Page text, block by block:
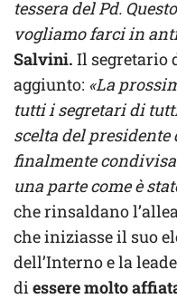
tessera del Pd.
vogliamo farci in
Salvini. Il segretario
aggiunto: «La
tutti i segretari di
scelta del
finalmente condivisa
una parte come è
che rinsaldano
che iniziasse il suo
dell’Interno e la
di essere molto